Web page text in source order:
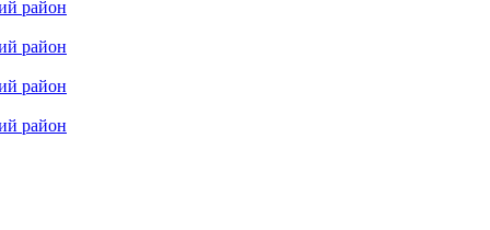
район
район
район
район